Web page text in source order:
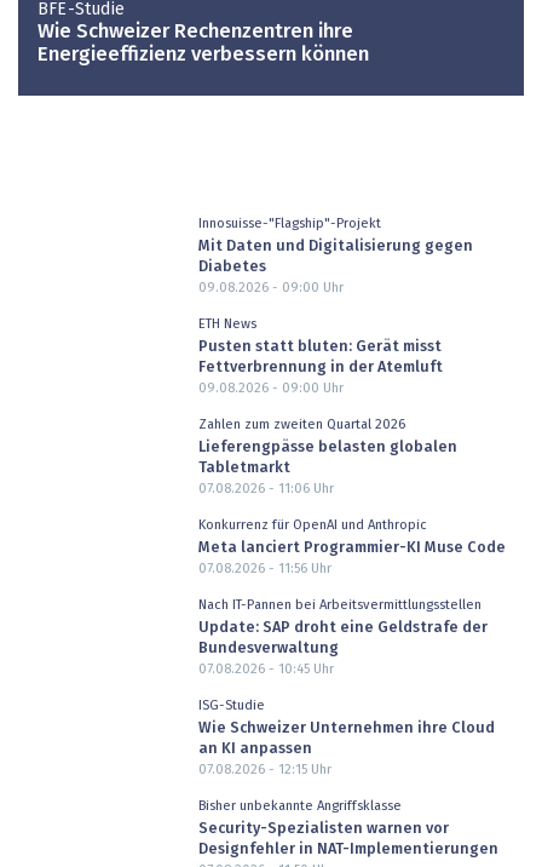
BFE-Studie
Wie Schweizer Rechenzentren ihre
Energieeffizienz verbessern können
Innosuisse-"Flagship"-Projekt
Mit Daten und Digitalisierung gegen
Diabetes
09.08.2026 - 09:00 Uhr
ETH News
Pusten statt bluten: Gerät misst
Fettverbrennung in der Atemluft
09.08.2026 - 09:00 Uhr
Zahlen zum zweiten Quartal 2026
Lieferengpässe belasten globalen
Tabletmarkt
07.08.2026 - 11:06Uhr
Konkurrenz für OpenAI und Anthropic
Meta lanciert Programmier-KI Muse Code
07.08.2026 - 11:56Uhr
Nach IT-Pannen bei Arbeitsvermittlungsstellen
Update: SAP droht eine Geldstrafe der
Bundesverwaltung
07.08.2026 - 10:45Uhr
ISG-Studie
Wie Schweizer Unternehmen ihre Cloud
an KI anpassen
07.08.2026 - 12:15Uhr
Bisher unbekannte Angriffsklasse
Security-Spezialisten warnen vor
Designfehler in NAT-Implementierungen